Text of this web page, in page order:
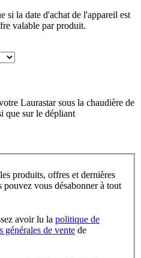
si la date d'achat de l'appareil est
valable par produit.
Laurastar sous la chaudière de
que sur le dépliant
produits, offres et dernières
pouvez vous désabonner à tout
avoir lu la politique de
générales de vente de